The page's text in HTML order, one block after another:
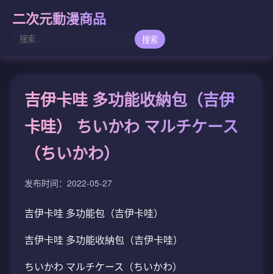
二次元動漫商品
搜索
吉伊卡哇 多功能收納包（吉伊
卡哇） ちいかわ マルチケース
（ちいかわ）
发布时间：2022-05-27
吉伊卡哇 多功能包（吉伊卡哇）
吉伊卡哇 多功能收納包（吉伊卡哇）
ちいかわ マルチケース（ちいかわ）